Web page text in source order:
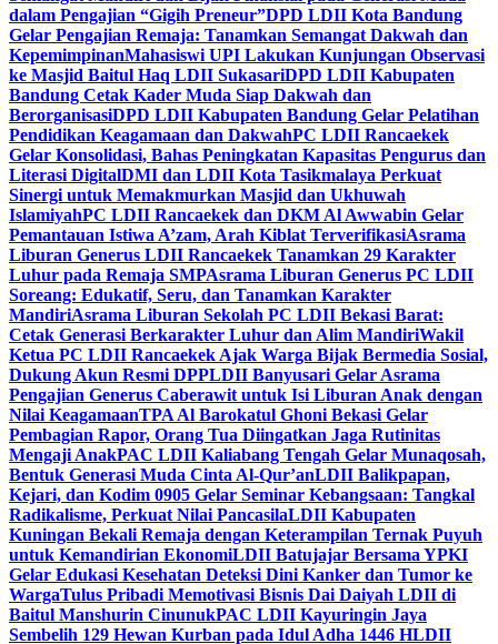
dalam Pengajian “Gigih Preneur”DPD LDII Kota Bandung
Gelar Pengajian Remaja: Tanamkan Semangat Dakwah dan
KepemimpinanMahasiswi UPI Lakukan Kunjungan Observasi
ke Masjid Baitul Haq LDII SukasariDPD LDII Kabupaten
Bandung Cetak Kader Muda Siap Dakwah dan
BerorganisasiDPD LDII Kabupaten Bandung Gelar Pelatihan
Pendidikan Keagamaan dan DakwahPC LDII Rancaekek
Gelar Konsolidasi, Bahas Peningkatan Kapasitas Pengurus dan
Literasi DigitalDMI dan LDII Kota Tasikmalaya Perkuat
Sinergi untuk Memakmurkan Masjid dan Ukhuwah
IslamiyahPC LDII Rancaekek dan DKM Al Awwabin Gelar
Pemantauan Istiwa A’zam, Arah Kiblat TerverifikasiAsrama
Liburan Generus LDII Rancaekek Tanamkan 29 Karakter
Luhur pada Remaja SMPAsrama Liburan Generus PC LDII
Soreang: Edukatif, Seru, dan Tanamkan Karakter
MandiriAsrama Liburan Sekolah PC LDII Bekasi Barat:
Cetak Generasi Berkarakter Luhur dan Alim MandiriWakil
Ketua PC LDII Rancaekek Ajak Warga Bijak Bermedia Sosial,
Dukung Akun Resmi DPPLDII Banyusari Gelar Asrama
Pengajian Generus Caberawit untuk Isi Liburan Anak dengan
Nilai KeagamaanTPA Al Barokatul Ghoni Bekasi Gelar
Pembagian Rapor, Orang Tua Diingatkan Jaga Rutinitas
Mengaji AnakPAC LDII Kaliabang Tengah Gelar Munaqosah,
Bentuk Generasi Muda Cinta Al-Qur’anLDII Balikpapan,
Kejari, dan Kodim 0905 Gelar Seminar Kebangsaan: Tangkal
Radikalisme, Perkuat Nilai PancasilaLDII Kabupaten
Kuningan Bekali Remaja dengan Keterampilan Ternak Puyuh
untuk Kemandirian EkonomiLDII Batujajar Bersama YPKI
Gelar Edukasi Kesehatan Deteksi Dini Kanker dan Tumor ke
WargaTulus Pribadi Memotivasi Bisnis Dai Daiyah LDII di
Baitul Manshurin CinunukPAC LDII Kayuringin Jaya
Sembelih 129 Hewan Kurban pada Idul Adha 1446 HLDII